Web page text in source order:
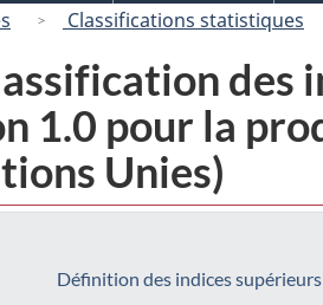
Classifications statistiques
des
1.0 pour la
Unies)
Définition des indices supérieurs